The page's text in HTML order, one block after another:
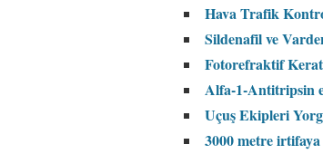
Hava Trafik
Sildenafil ve
Fotorefraktif
Alfa-1-Antitripsin
Uçuş Ekipleri
3000 metre